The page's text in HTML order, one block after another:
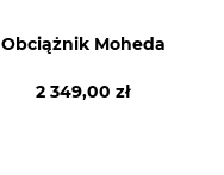
Obciążnik Moheda
2 349,00 zł